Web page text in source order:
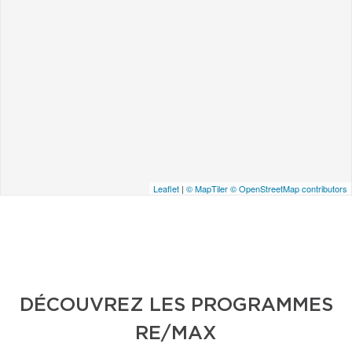
Leaflet | © MapTiler© OpenStreetMap contributors
DÉCOUVREZ LES PROGRAMMES
RE/MAX